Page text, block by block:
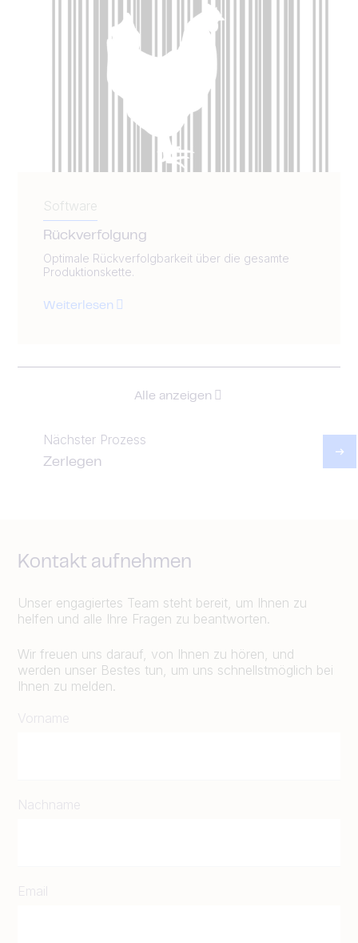
Software
Rückverfolgung
Optimale Rückverfolgbarkeit über die gesamte
Produktionskette.
Weiterlesen
Alle anzeigen
Nächster Prozess
Zerlegen
Kontakt aufnehmen
Unser engagiertes Team steht bereit, um Ihnen zu
helfen und alle Ihre Fragen zu beantworten.
Wir freuen uns darauf, von Ihnen zu hören, und
werden unser Bestes tun, um uns schnellstmöglich bei
Ihnen zu melden.
Vorname
Nachname
Email